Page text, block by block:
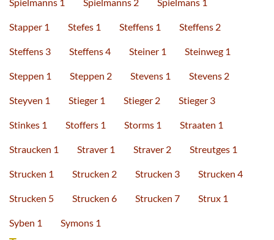
Stapper 1 Stefes 1 Steffens 1 Steffens 2
Steffens 3 Steffens 4 Steiner 1 Steinweg 1
Steppen 1 Steppen 2 Stevens 1 Stevens 2
Steyven 1 Stieger 1 Stieger 2 Stieger 3
Stinkes 1 Stoffers 1 Storms 1 Straaten 1
Straucken 1 Straver 1 Straver 2 Streutges 1
Strucken 1 Strucken 2 Strucken 3 Strucken 4
Strucken 5 Strucken 6 Strucken 7 Strux 1
Syben 1 Symons 1